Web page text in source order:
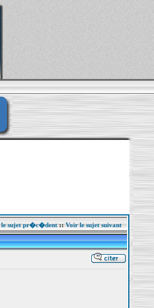
le sujet pr�c�dent::Voir le sujet suivant